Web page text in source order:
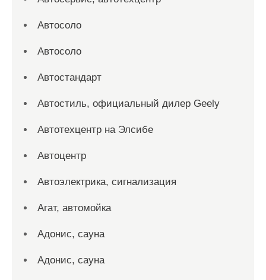
Автосоло
Автосоло
Автостандарт
Автостиль, официальный дилер Geely
Автотехцентр на Элсибе
Автоцентр
Автоэлектрика, сигнализация
Агат, автомойка
Адонис, сауна
Адонис, сауна